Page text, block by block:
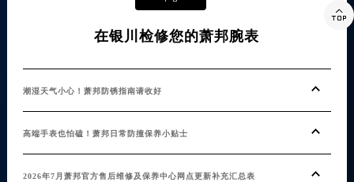
在银川检修您的萧邦腕表
潮湿天气小心！萧邦防锈指南请收好
高端手表也怕磕！萧邦日常防撞保养小贴士
2026年7月萧邦官方售后维修及保养中心网点更新补充汇总表
